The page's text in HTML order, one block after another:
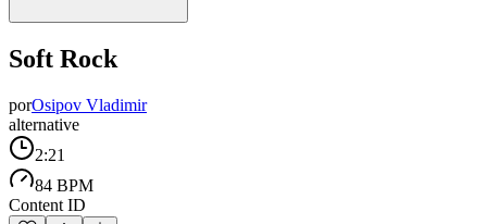
Soft Rock
porOsipov Vladimir
alternative
2:21
84 BPM
Content ID